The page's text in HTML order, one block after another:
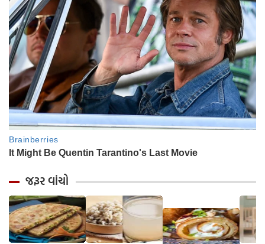
જરૂર વાંચો